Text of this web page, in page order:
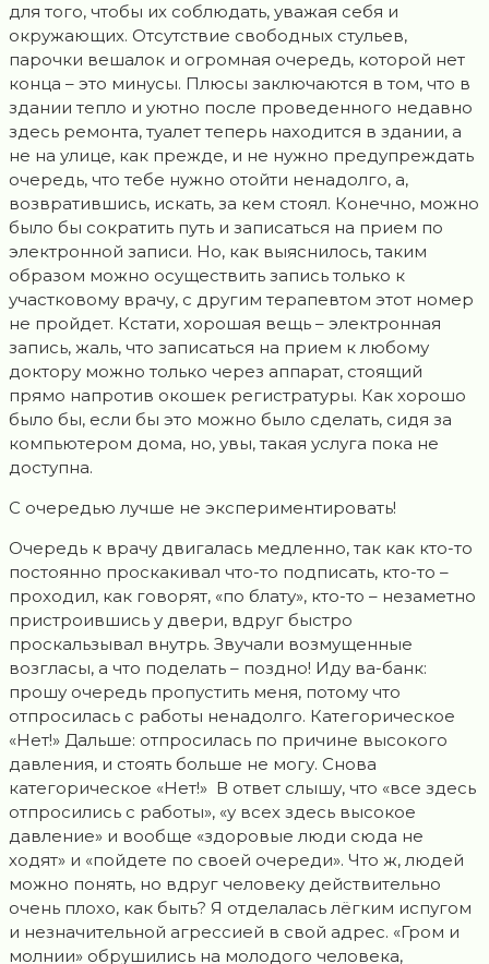
для того, чтобы их соблюдать, уважая себя и
окружающих. Отсутствие свободных стульев,
парочки вешалок и огромная очередь, которой нет
конца – это минусы. Плюсы заключаются в том, что в
здании тепло и уютно после проведенного недавно
здесь ремонта, туалет теперь находится в здании, а
не на улице, как прежде, и не нужно предупреждать
очередь, что тебе нужно отойти ненадолго, а,
возвратившись, искать, за кем стоял. Конечно, можно
было бы сократить путь и записаться на прием по
электронной записи. Но, как выяснилось, таким
образом можно осуществить запись только к
участковому врачу, с другим терапевтом этот номер
не пройдет. Кстати, хорошая вещь – электронная
запись, жаль, что записаться на прием к любому
доктору можно только через аппарат, стоящий
прямо напротив окошек регистратуры. Как хорошо
было бы, если бы это можно было сделать, сидя за
компьютером дома, но, увы, такая услуга пока не
доступна.
С очередью лучше не экспериментировать!
Очередь к врачу двигалась медленно, так как кто-то
постоянно проскакивал что-то подписать, кто-то –
проходил, как говорят, «по блату», кто-то – незаметно
пристроившись у двери, вдруг быстро
проскальзывал внутрь. Звучали возмущенные
возгласы, а что поделать – поздно! Иду ва-банк:
прошу очередь пропустить меня, потому что
отпросилась с работы ненадолго. Категорическое
«Нет!» Дальше: отпросилась по причине высокого
давления, и стоять больше не могу. Снова
категорическое «Нет!» В ответ слышу, что «все здесь
отпросились с работы», «у всех здесь высокое
давление» и вообще «здоровые люди сюда не
ходят» и «пойдете по своей очереди». Что ж, людей
можно понять, но вдруг человеку действительно
очень плохо, как быть? Я отделалась лёгким испугом
и незначительной агрессией в свой адрес. «Гром и
молнии» обрушились на молодого человека,